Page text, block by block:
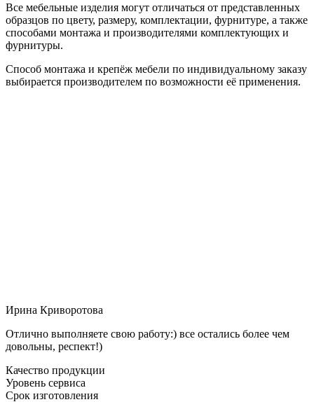
Все мебельные изделия могут отличаться от представленных
образцов по цвету, размеру, комплектации, фурнитуре, а также
способами монтажа и производителями комплектующих и
фурнитуры.
Способ монтажа и крепёж мебели по индивидуальному заказу
выбирается производителем по возможности её применения.
Ирина Криворотова
Отлично выполняете свою работу:) все остались более чем
довольны, респект!)
Качество продукции
Уровень сервиса
Срок изготовления